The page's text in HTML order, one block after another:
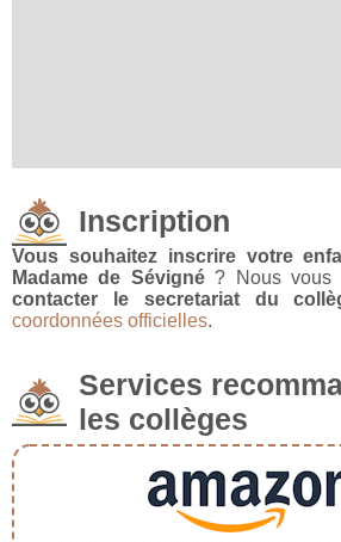
Inscription
Vous souhaitez inscrire votre
Madame de Sévigné? Nous vous
contacter le secretariat du
coordonnées officielles.
Services
les collèges